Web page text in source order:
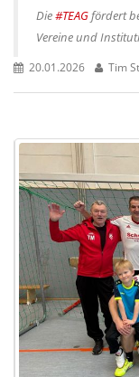
Die#TEAGfördert
Vereine und
20.01.2026 Tim